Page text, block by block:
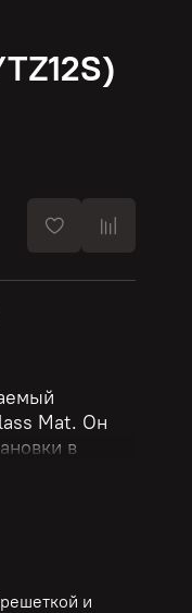
Mat. Он
в
Такие
работу при
и